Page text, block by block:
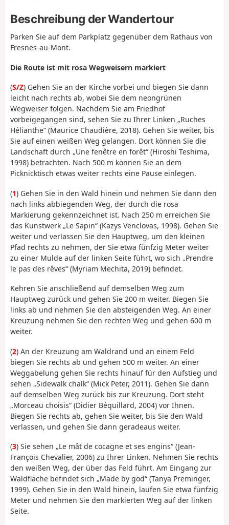
Beschreibung der Wandertour
Parken Sie auf dem Parkplatz gegenüber dem Rathaus von
Fresnes-au-Mont.
Die Route ist mit rosa Wegweisern markiert
(S/Z) Gehen Sie an der Kirche vorbei und biegen Sie dann
leicht nach rechts ab, wobei Sie dem neongrünen
Wegweiser folgen. Nachdem Sie am Friedhof
vorbeigegangen sind, sehen Sie zu Ihrer Linken „Ruches
Hélianthe“ (Maurice Chaudière, 2018). Gehen Sie weiter, bis
Sie auf einen weißen Weg gelangen. Dort können Sie die
Landschaft durch „Une fenêtre en forêt“ (Hiroshi Teshima,
1998) betrachten. Nach 500 m können Sie an dem
Picknicktisch etwas weiter rechts eine Pause einlegen.
(1) Gehen Sie in den Wald hinein und nehmen Sie dann den
nach links abbiegenden Weg, der durch die rosa
Markierung gekennzeichnet ist. Nach 250 m erreichen Sie
das Kunstwerk „Le Sapin“ (Kazys Venclovas, 1998). Gehen Sie
weiter und verlassen Sie den Hauptweg, um den kleinen
Pfad rechts zu nehmen, der Sie etwa fünfzig Meter weiter
zu einer Mulde auf der linken Seite führt, wo sich „Prendre
le pas des rêves“ (Myriam Mechita, 2019) befindet.
Kehren Sie anschließend auf demselben Weg zum
Hauptweg zurück und gehen Sie 200 m weiter. Biegen Sie
links ab und nehmen Sie den absteigenden Weg. An einer
Kreuzung nehmen Sie den rechten Weg und gehen 600 m
weiter.
(2) An der Kreuzung am Waldrand und an einem Feld
biegen Sie rechts ab und gehen 500 m weiter. An einer
Weggabelung gehen Sie rechts hinauf für den Aufstieg und
sehen „Sidewalk chalk“ (Mick Peter, 2011). Gehen Sie dann
auf demselben Weg zurück bis zur Kreuzung. Dort steht
„Morceau choisis“ (Didier Béquillard, 2004) vor Ihnen.
Biegen Sie rechts ab, gehen Sie weiter, bis Sie den Wald
verlassen, und gehen Sie dann geradeaus weiter.
(3) Sie sehen „Le mât de cocagne et ses engins“ (Jean-
François Chevalier, 2006) zu Ihrer Linken. Nehmen Sie rechts
den weißen Weg, der über das Feld führt. Am Eingang zur
Waldfläche befindet sich „Made by god“ (Tanya Preminger,
1999). Gehen Sie in den Wald hinein, laufen Sie etwa fünfzig
Meter und nehmen Sie den markierten Weg auf der linken
Seite.